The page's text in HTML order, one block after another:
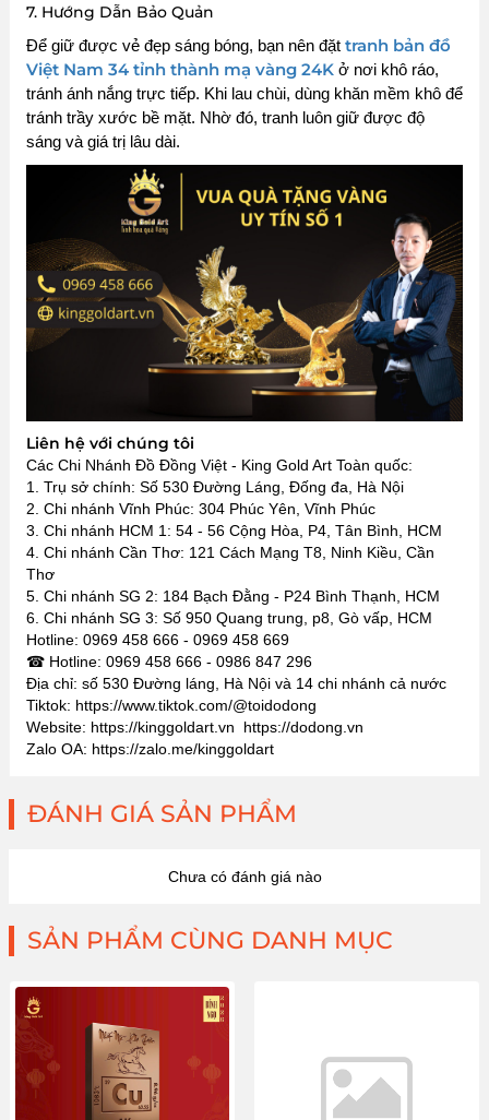
7. Hướng Dẫn Bảo Quản
Để giữ được vẻ đẹp sáng bóng, bạn nên đặt tranh bản đồ
Việt Nam 34 tỉnh thành mạ vàng 24K ở nơi khô ráo,
tránh ánh nắng trực tiếp. Khi lau chùi, dùng khăn mềm khô để
tránh trầy xước bề mặt. Nhờ đó, tranh luôn giữ được độ
sáng và giá trị lâu dài.
Liên hệ với chúng tôi
Các Chi Nhánh Đồ Đồng Việt - King Gold Art Toàn quốc:
1. Trụ sở chính: Số 530 Đường Láng, Đống đa, Hà Nội
2. Chi nhánh Vĩnh Phúc: 304 Phúc Yên, Vĩnh Phúc
3. Chi nhánh HCM 1: 54 - 56 Cộng Hòa, P4, Tân Bình, HCM
4. Chi nhánh Cần Thơ: 121 Cách Mạng T8, Ninh Kiều, Cần
Thơ
5. Chi nhánh SG 2: 184 Bạch Đằng - P24 Bình Thạnh, HCM
6. Chi nhánh SG 3: Số 950 Quang trung, p8, Gò vấp, HCM
Hotline: 0969 458 666 - 0969 458 669
☎ Hotline: 0969 458 666 - 0986 847 296
Địa chỉ: số 530 Đường láng, Hà Nội và 14 chi nhánh cả nước
Tiktok: https://www.tiktok.com/@toidodong
Website: https://kinggoldart.vn https://dodong.vn
Zalo OA: https://zalo.me/kinggoldart
ĐÁNH GIÁ SẢN PHẨM
Chưa có đánh giá nào
SẢN PHẨM CÙNG DANH MỤC